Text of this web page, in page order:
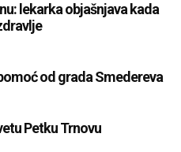
lekarka objašnjava kada
od grada Smedereva
Petku Trnovu